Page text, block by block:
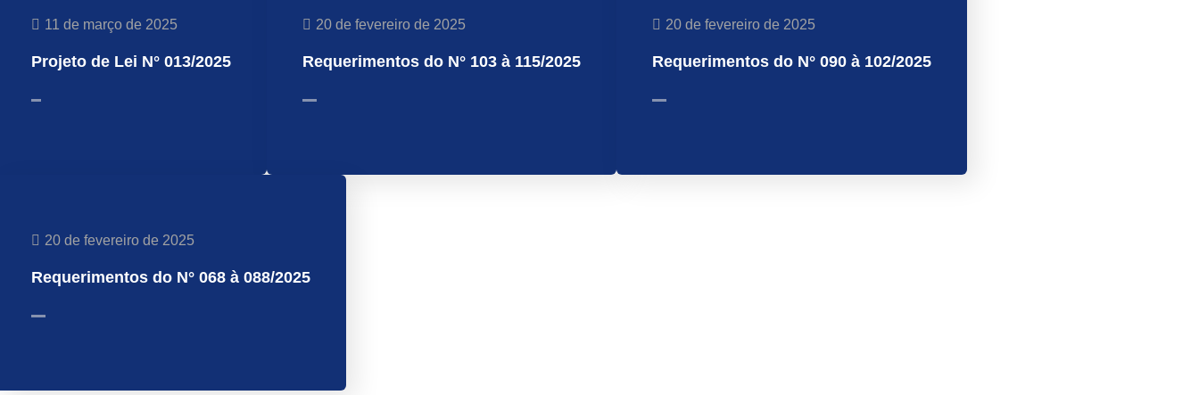
11 de março de 2025
Projeto de Lei N° 013/2025
20 de fevereiro de 2025
Requerimentos do N° 103 à 115/2025
20 de fevereiro de 2025
Requerimentos do N° 090 à 102/2025
20 de fevereiro de 2025
Requerimentos do N° 068 à 088/2025